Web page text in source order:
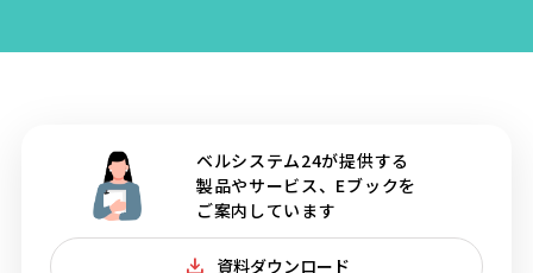
ベルシステム24が提供する
製品やサービス、Eブックを
ご案内しています
資料ダウンロード